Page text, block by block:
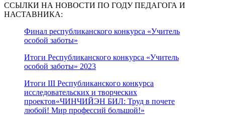
ССЫЛКИ НА НОВОСТИ ПО ГОДУ ПЕДАГОГА И
НАСТАВНИКА:
Финал республиканского конкурса «Учитель
особой заботы»
Итоги Республиканского конкурса «Учитель
особой заботы» 2023
Итоги III Республиканского конкурса
исследовательских и творческих
проектов«ЧИНЧИЙЭН БИЛ: Труд в почете
любой! Мир профессий большой!»